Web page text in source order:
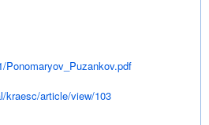
Ponomaryov_Puzankov.pdf
kraesc/article/view/103